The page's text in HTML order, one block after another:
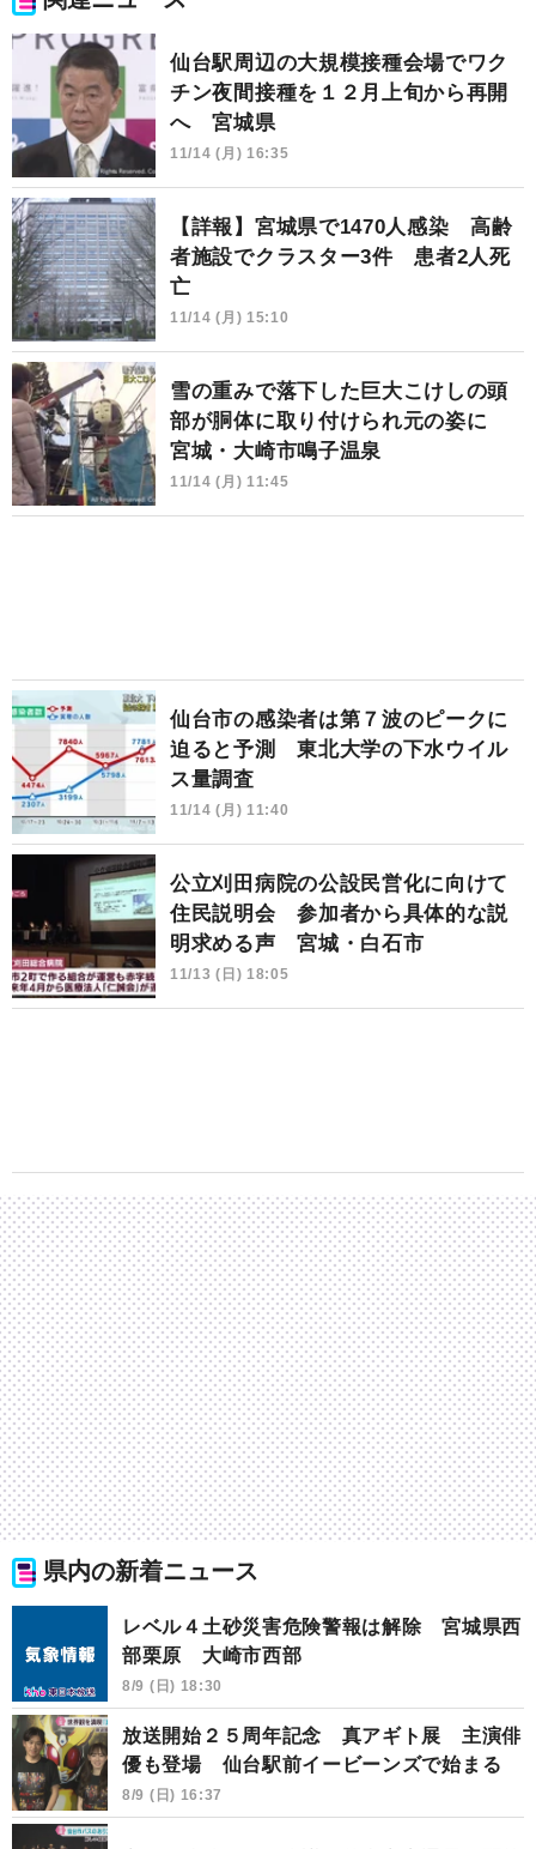
仙台駅周辺の大規模接種会場でワク
チン夜間接種を１２月上旬から再開
へ 宮城県
11/14 (月) 16:35
【詳報】宮城県で1470人感染 高齢
者施設でクラスター3件 患者2人死
亡
11/14 (月) 15:10
雪の重みで落下した巨大こけしの頭
部が胴体に取り付けられ元の姿に
宮城・大崎市鳴子温泉
11/14 (月) 11:45
仙台市の感染者は第７波のピークに
迫ると予測 東北大学の下水ウイル
ス量調査
11/14 (月) 11:40
公立刈田病院の公設民営化に向けて
住民説明会 参加者から具体的な説
明求める声 宮城・白石市
11/13 (日) 18:05
県内の新着ニュース
レベル４土砂災害危険警報は解除 宮城県西
部栗原 大崎市西部
8/9 (日) 18:30
放送開始２５周年記念 真アギト展 主演俳
優も登場 仙台駅前イービーンズで始まる
8/9 (日) 16:37